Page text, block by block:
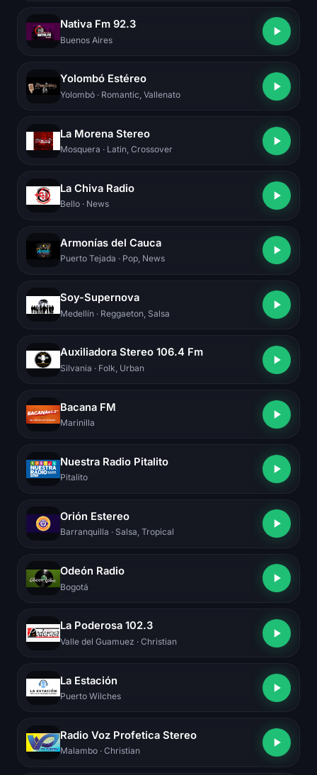
Nativa Fm 92.3
Buenos Aires
Yolombó Estéreo
Yolombó · Romantic, Vallenato
La Morena Stereo
Mosquera · Latin, Crossover
La Chiva Radio
Bello · News
Armonías del Cauca
Puerto Tejada · Pop, News
Soy-Supernova
Medellín · Reggaeton, Salsa
Auxiliadora Stereo 106.4 Fm
Silvania · Folk, Urban
Bacana FM
Marinilla
Nuestra Radio Pitalito
Pitalito
Orión Estereo
Barranquilla · Salsa, Tropical
Odeón Radio
Bogotá
La Poderosa 102.3
Valle del Guamuez · Christian
La Estación
Puerto Wilches
Radio Voz Profetica Stereo
Malambo · Christian